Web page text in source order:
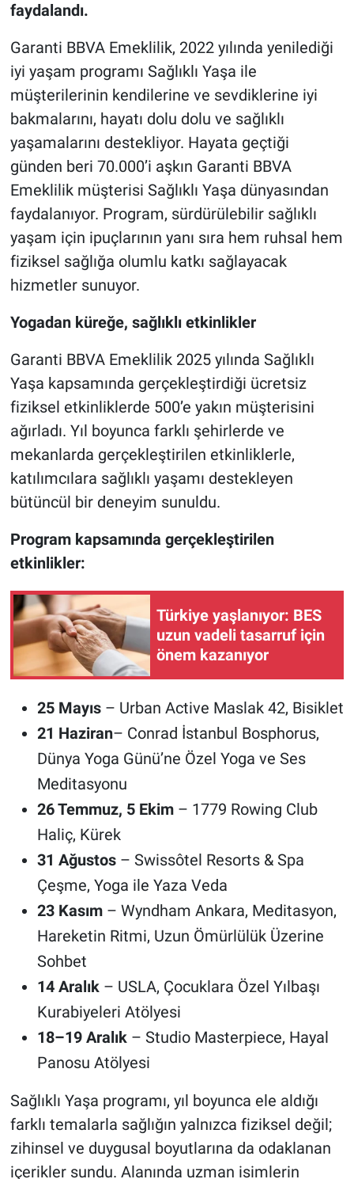
faydalandı.
Garanti BBVA Emeklilik, 2022 yılında yenilediği
iyi yaşam programı Sağlıklı Yaşa ile
müşterilerinin kendilerine ve sevdiklerine iyi
bakmalarını, hayatı dolu dolu ve sağlıklı
yaşamalarını destekliyor. Hayata geçtiği
günden beri 70.000’i aşkın Garanti BBVA
Emeklilik müşterisi Sağlıklı Yaşa dünyasından
faydalanıyor. Program, sürdürülebilir sağlıklı
yaşam için ipuçlarının yanı sıra hem ruhsal hem
fiziksel sağlığa olumlu katkı sağlayacak
hizmetler sunuyor.
Yogadan küreğe, sağlıklı etkinlikler
Garanti BBVA Emeklilik 2025 yılında Sağlıklı
Yaşa kapsamında gerçekleştirdiği ücretsiz
fiziksel etkinliklerde 500’e yakın müşterisini
ağırladı. Yıl boyunca farklı şehirlerde ve
mekanlarda gerçekleştirilen etkinliklerle,
katılımcılara sağlıklı yaşamı destekleyen
bütüncül bir deneyim sunuldu.
Program kapsamında gerçekleştirilen
etkinlikler:
Türkiye yaşlanıyor: BES
uzun vadeli tasarruf için
önem kazanıyor
25 Mayıs– Urban Active Maslak 42, Bisiklet
21 Haziran– Conrad İstanbul Bosphorus,
Dünya Yoga Günü’ne Özel Yoga ve Ses
Meditasyonu
26 Temmuz, 5 Ekim– 1779 Rowing Club
Haliç, Kürek
31 Ağustos– Swissôtel Resorts & Spa
Çeşme, Yoga ile Yaza Veda
23 Kasım– Wyndham Ankara, Meditasyon,
Hareketin Ritmi, Uzun Ömürlülük Üzerine
Sohbet
14 Aralık– USLA, Çocuklara Özel Yılbaşı
Kurabiyeleri Atölyesi
18–19 Aralık– Studio Masterpiece, Hayal
Panosu Atölyesi
Sağlıklı Yaşa programı, yıl boyunca ele aldığı
farklı temalarla sağlığın yalnızca fiziksel değil;
zihinsel ve duygusal boyutlarına da odaklanan
içerikler sundu. Alanında uzman isimlerin